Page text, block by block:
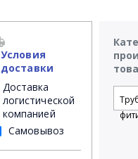
Условия
доставки
Доставка
логистической
компанией
Самовывоз